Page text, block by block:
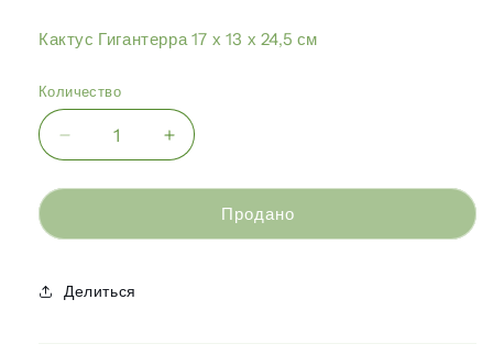
Кактус Гигантерра 17 х 13 х 24,5 см
Количество
Уменьшить
количество
Гигантерра
Кактус
х
13
Увеличить
количество
Гигантерра
Кактус
Продано
Делиться